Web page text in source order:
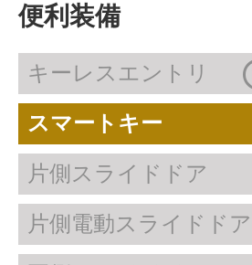
便利装備
キーレスエントリ
スマートキー
片側スライドドア
片側電動スライドドア